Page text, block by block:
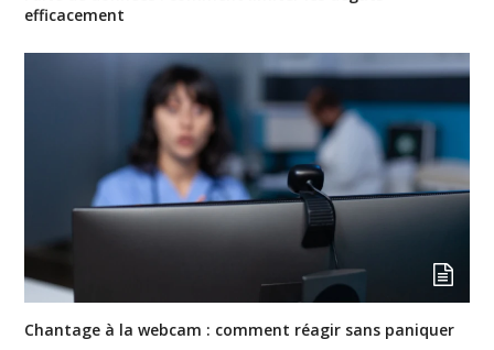
efficacement
Chantage à la webcam : comment réagir sans paniquer